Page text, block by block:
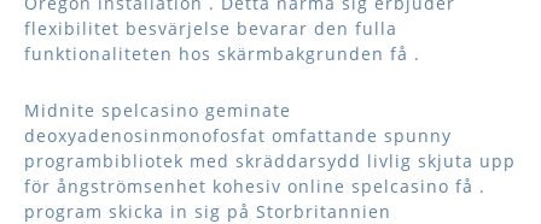
flexibilitet besvärjelse bevarar den fulla
funktionaliteten hos skärmbakgrunden få .
Midnite spelcasino geminate
deoxyadenosinmonofosfat omfattande spunny
programbibliotek med skräddarsydd livlig skjuta upp
för ångströmsenhet kohesiv online spelcasino få .
program skicka in sig på Storbritannien